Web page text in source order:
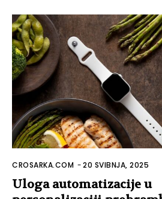
CROSARKA.COM -20 SVIBNJA, 2025
Uloga automatizacije u